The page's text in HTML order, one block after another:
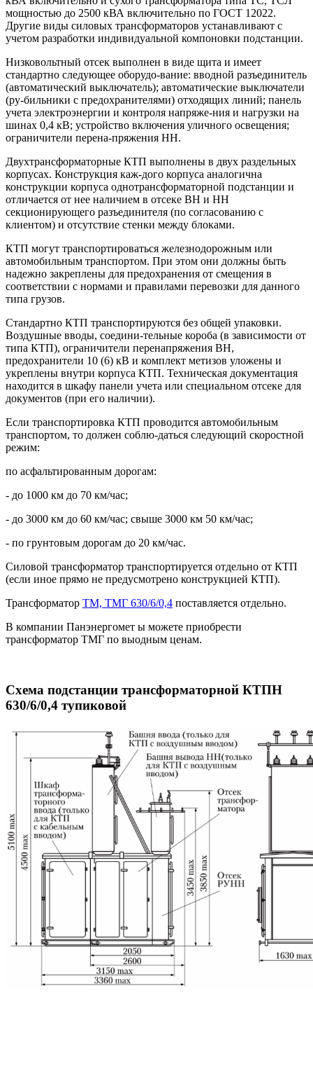
мощностью до 2500 кВА включительно по ГОСТ 12022.
Другие виды силовых трансформаторов устанавливают с
учетом разработки индивидуальной компоновки подстанции.
Низковольтный отсек выполнен в виде щита и имеет
стандартно следующее оборудо-вание: вводной разъединитель
(автоматический выключатель); автоматические выключатели
(ру-бильники с предохранителями) отходящих линий; панель
учета электроэнергии и контроля напряже-ния и нагрузки на
шинах 0,4 кВ; устройство включения уличного освещения;
ограничители перена-пряжения НН.
Двухтрансформаторные КТП выполнены в двух раздельных
корпусах. Конструкция каж-дого корпуса аналогична
конструкции корпуса однотрансформаторной подстанции и
отличается от нее наличием в отсеке ВН и НН
секционирующего разъединителя (по согласованию с
клиентом) и отсутствие стенки между блоками.
КТП могут транспортироваться железнодорожным или
автомобильным транспортом. При этом они должны быть
надежно закреплены для предохранения от смещения в
соответствии с нормами и правилами перевозки для данного
типа грузов.
Стандартно КТП транспортируются без общей упаковки.
Воздушные вводы, соедини-тельные короба (в зависимости от
типа КТП), ограничители перенапряжения ВН,
предохранители 10 (6) кВ и комплект метизов уложены и
укреплены внутри корпуса КТП. Техническая документация
находится в шкафу панели учета или специальном отсеке для
документов (при его наличии).
Если транспортировка КТП проводится автомобильным
транспортом, то должен соблю-даться следующий скоростной
режим:
по асфальтированным дорогам:
- до 1000 км до 70 км/час;
- до 3000 км до 60 км/час; свыше 3000 км 50 км/час;
- по грунтовым дорогам до 20 км/час.
Силовой трансформатор транспортируется отдельно от КТП
(если иное прямо не предусмотрено конструкцией КТП).
Трансформатор ТМ, ТМГ 630/6/0,4 поставляется отдельно.
В компании Панэнергомет ы можете приобрести
трансформатор ТМГ по выодным ценам.
Схема подстанции трансформаторной КТПН
630/6/0,4 тупиковой